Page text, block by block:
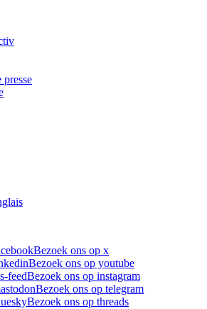
Bezoek ons op x
Bezoek ons op youtube
feedBezoek ons op instagram
Bezoek ons op telegram
Bezoek ons op threads